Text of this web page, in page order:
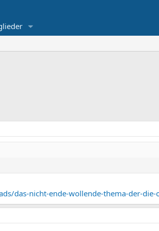
das-nicht-ende-wollende-thema-der-die-